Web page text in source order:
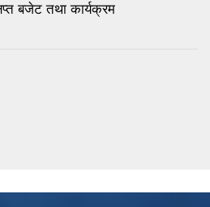
बजेट तथा कार्यक्रम